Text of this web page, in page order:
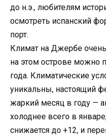
до н.э., любителям
осмотреть испанский
порт.
Климат на Джербе
на этом острове можно
года. Климатические
уникальны, настоящий
жаркий месяц в году —
холоднее всего в
снижается до +12, и